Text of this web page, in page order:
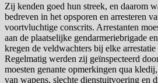
Zij kenden goed hun streek, en daarom
bedreven in het opsporen en arresteren
voortvluchtige conscrits. Arrestanten
aan de plaatselijke gendarmeriebrigade
kregen de veldwachters bij elke
Regelmatig werden zij geïnspecteerd
moesten genante opmerkingen qua
van wapens, slechte dienstuitvoering en